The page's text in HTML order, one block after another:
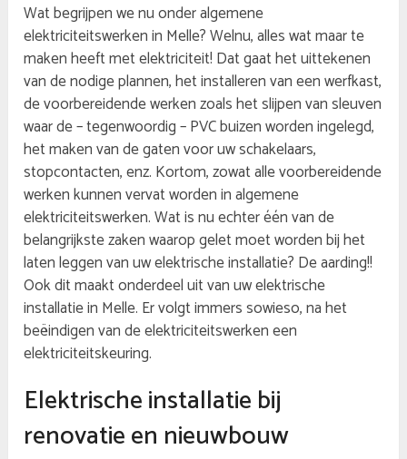
Wat begrijpen we nu onder algemene
elektriciteitswerken in Melle? Welnu, alles wat maar te
maken heeft met elektriciteit! Dat gaat het uittekenen
van de nodige plannen, het installeren van een werfkast,
de voorbereidende werken zoals het slijpen van sleuven
waar de – tegenwoordig – PVC buizen worden ingelegd,
het maken van de gaten voor uw schakelaars,
stopcontacten, enz. Kortom, zowat alle voorbereidende
werken kunnen vervat worden in algemene
elektriciteitswerken. Wat is nu echter één van de
belangrijkste zaken waarop gelet moet worden bij het
laten leggen van uw elektrische installatie? De aarding!!
Ook dit maakt onderdeel uit van uw elektrische
installatie in Melle. Er volgt immers sowieso, na het
beëindigen van de elektriciteitswerken een
elektriciteitskeuring.
Elektrische installatie bij
renovatie en nieuwbouw